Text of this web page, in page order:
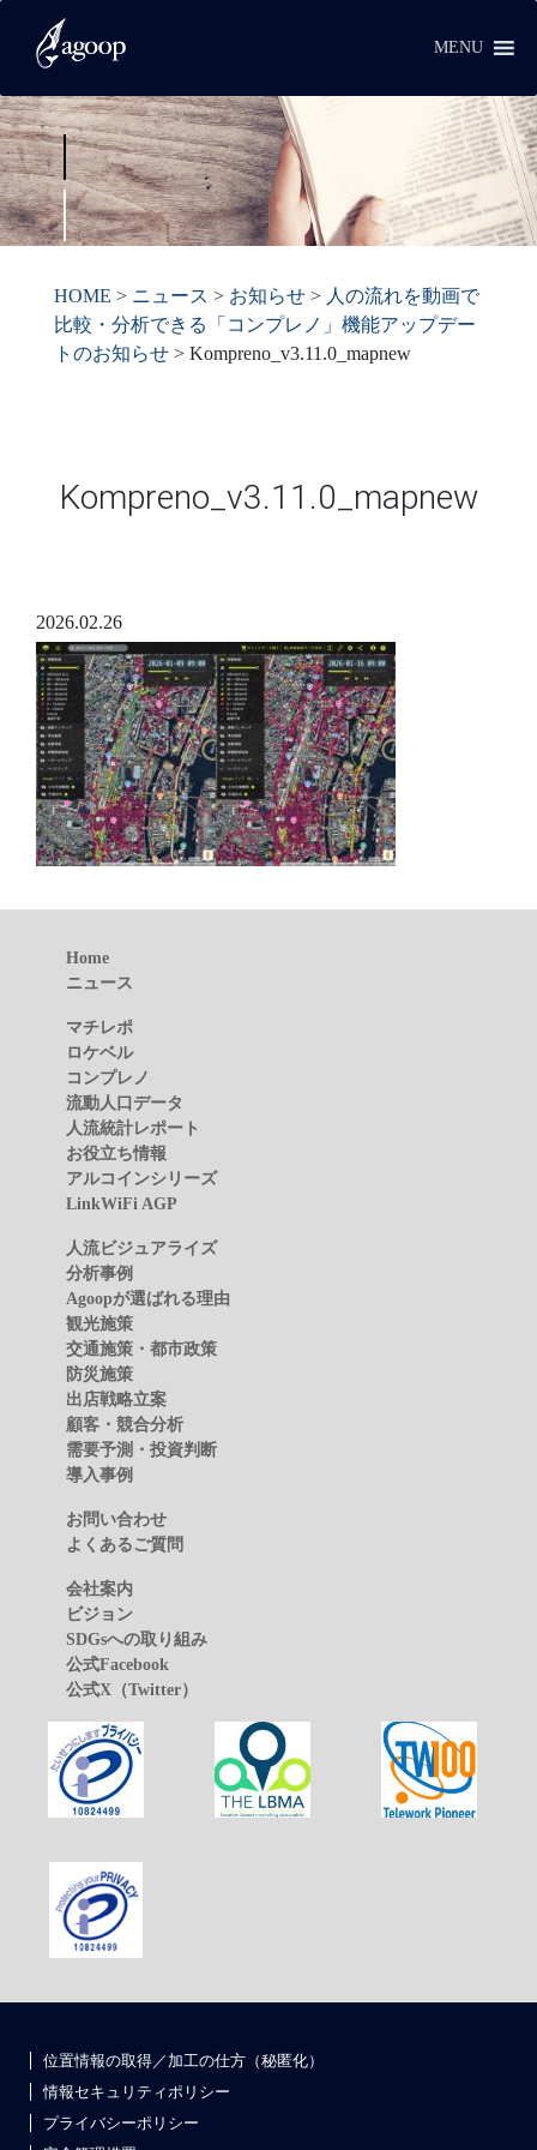
MENU
HOME > ニュース > お知らせ> 人の流れを動画で
比較・分析できる「コンプレノ」機能アップデー
トのお知らせ> Kompreno_v3.11.0_mapnew
Kompreno_v3.11.0_mapnew
2026.02.26
Home
ニュース
マチレポ
ロケベル
コンプレノ
流動人口データ
人流統計レポート
お役立ち情報
アルコインシリーズ
LinkWiFi AGP
人流ビジュアライズ
分析事例
Agoopが選ばれる理由
観光施策
交通施策・都市政策
防災施策
出店戦略立案
顧客・競合分析
需要予測・投資判断
導入事例
お問い合わせ
よくあるご質問
会社案内
ビジョン
SDGsへの取り組み
公式Facebook
公式X（Twitter）
位置情報の取得／加工の仕方（秘匿化）
情報セキュリティポリシー
プライバシーポリシー